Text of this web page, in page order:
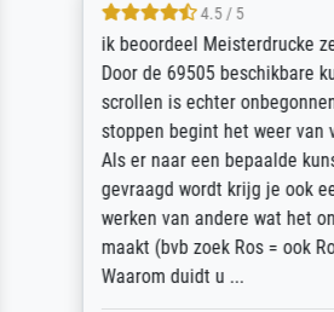
4.5 / 5
ik beoordeel Meisterdrucke
Door de 69505 beschikbare
scrollen is echter
stoppen begint het weer van
Als er naar een bepaalde
gevraagd wordt krijg je ook
werken van andere wat het
maakt (bvb zoek Ros = ook
Waarom duidt u ...